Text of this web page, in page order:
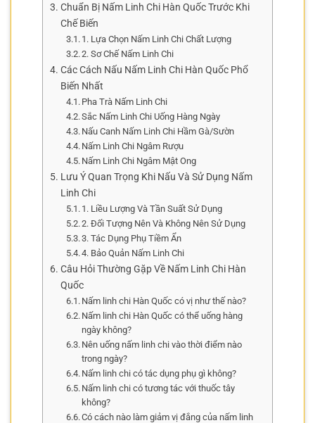
Chuẩn Bị Nấm Linh Chi Hàn Quốc Trước Khi
Chế Biến
1. Lựa Chọn Nấm Linh Chi Chất Lượng
2. Sơ Chế Nấm Linh Chi
Các Cách Nấu Nấm Linh Chi Hàn Quốc Phổ
Biến Nhất
Pha Trà Nấm Linh Chi
Sắc Nấm Linh Chi Uống Hàng Ngày
Nấu Canh Nấm Linh Chi Hầm Gà/Sườn
Nấm Linh Chi Ngâm Rượu
Nấm Linh Chi Ngâm Mật Ong
Lưu Ý Quan Trọng Khi Nấu Và Sử Dụng Nấm
Linh Chi
1. Liều Lượng Và Tần Suất Sử Dụng
2. Đối Tượng Nên Và Không Nên Sử Dụng
3. Tác Dụng Phụ Tiềm Ẩn
4. Bảo Quản Nấm Linh Chi
Câu Hỏi Thường Gặp Về Nấm Linh Chi Hàn
Quốc
Nấm linh chi Hàn Quốc có vị như thế nào?
Nấm linh chi Hàn Quốc có thể uống hàng
ngày không?
Nên uống nấm linh chi vào thời điểm nào
trong ngày?
Nấm linh chi có tác dụng phụ gì không?
Nấm linh chi có tương tác với thuốc tây
không?
Có cách nào làm giảm vị đắng của nấm linh